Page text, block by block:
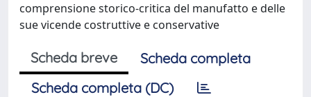
comprensione storico-critica del manufatto e delle
sue vicende costruttive e conservative
Scheda breve
Scheda completa
Scheda completa (DC)